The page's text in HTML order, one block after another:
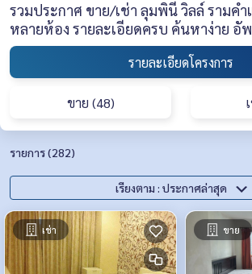
รวมประกาศ ขาย/เช่า ลุมพินี วิลล์ รามคำ
หลายห้อง รายละเอียดครบ ค้นหาง่าย อั
รายละเอียดโครงการ
ขาย (48)
รายการ (282)
เรียงตาม : ประกาศล่าสุด
เช่า ขาย